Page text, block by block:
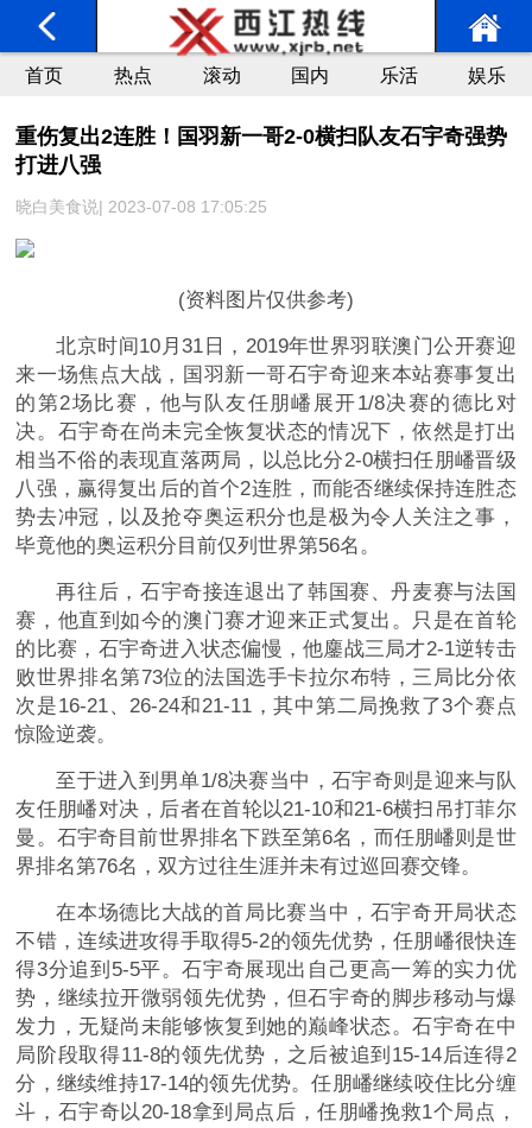
首页 热点 滚动 国内 乐活 娱乐
重伤复出2连胜！国羽新一哥2-0横扫队友石宇奇强势
打进八强
晓白美食说| 2023-07-08 17:05:25
(资料图片仅供参考)
北京时间10月31日，2019年世界羽联澳门公开赛迎
来一场焦点大战，国羽新一哥石宇奇迎来本站赛事复出
的第2场比赛，他与队友任朋嶓展开1/8决赛的德比对
决。石宇奇在尚未完全恢复状态的情况下，依然是打出
相当不俗的表现直落两局，以总比分2-0横扫任朋嶓晋级
八强，赢得复出后的首个2连胜，而能否继续保持连胜态
势去冲冠，以及抢夺奥运积分也是极为令人关注之事，
毕竟他的奥运积分目前仅列世界第56名。
再往后，石宇奇接连退出了韩国赛、丹麦赛与法国
赛，他直到如今的澳门赛才迎来正式复出。只是在首轮
的比赛，石宇奇进入状态偏慢，他鏖战三局才2-1逆转击
败世界排名第73位的法国选手卡拉尔布特，三局比分依
次是16-21、26-24和21-11，其中第二局挽救了3个赛点
惊险逆袭。
至于进入到男单1/8决赛当中，石宇奇则是迎来与队
友任朋嶓对决，后者在首轮以21-10和21-6横扫吊打菲尔
曼。石宇奇目前世界排名下跌至第6名，而任朋嶓则是世
界排名第76名，双方过往生涯并未有过巡回赛交锋。
在本场德比大战的首局比赛当中，石宇奇开局状态
不错，连续进攻得手取得5-2的领先优势，任朋嶓很快连
得3分追到5-5平。石宇奇展现出自己更高一筹的实力优
势，继续拉开微弱领先优势，但石宇奇的脚步移动与爆
发力，无疑尚未能够恢复到她的巅峰状态。石宇奇在中
局阶段取得11-8的领先优势，之后被追到15-14后连得2
分，继续维持17-14的领先优势。任朋嶓继续咬住比分缠
斗，石宇奇以20-18拿到局点后，任朋嶓挽救1个局点，